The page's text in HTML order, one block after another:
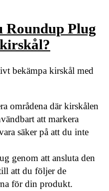
Roundup Plug
bekämpa kirskål med
områdena där kirskålen
att markera
säker på att du inte
genom att ansluta den
att du följer de
för din produkt.